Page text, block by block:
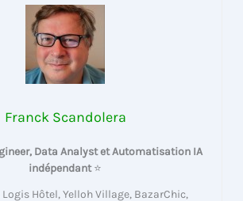
Franck Scandolera
Data Analyst et Automatisation IA
indépendant⭐
Hôtel, Yelloh Village, BazarChic,